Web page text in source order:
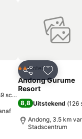
aan favorieten
scores
Delen
2 Sterren
Hotel
Andong Gurume
Resort
8,8 Uitstekend (126
Andong, 3.5 km
Stadscentrum